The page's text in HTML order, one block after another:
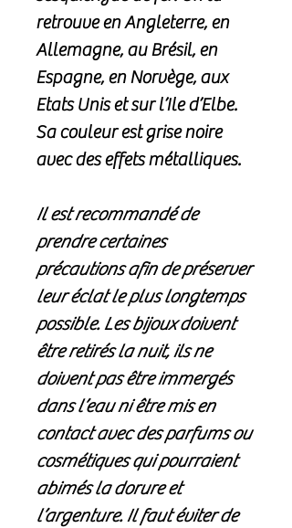
retrouve en Angleterre, en
Allemagne, au Brésil, en
Espagne, en Norvège, aux
Etats Unis et sur l’Ile d’Elbe.
Sa couleur est grise noire
avec des effets métalliques.
Il est recommandé de
prendre certaines
précautions afin de préserver
leur éclat le plus longtemps
possible. Les bijoux doivent
être retirés la nuit, ils ne
doivent pas être immergés
dans l’eau ni être mis en
contact avec des parfums ou
cosmétiques qui pourraient
abimés la dorure et
l’argenture. Il faut éviter de